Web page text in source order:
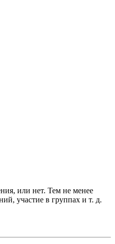
или нет. Тем не менее
участие в группах и т. д.